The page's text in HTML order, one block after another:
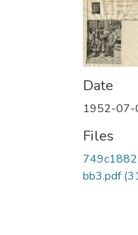
Date
1952-07-
Files
bb3.pdf